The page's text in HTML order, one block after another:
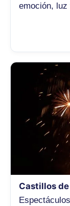
emoción,
Castillos